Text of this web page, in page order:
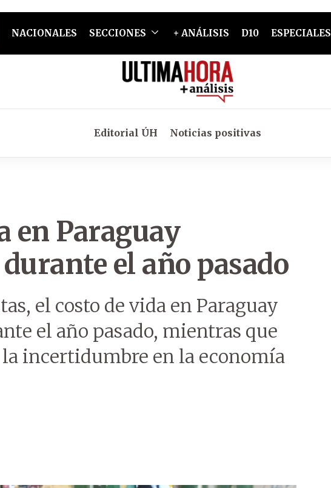
NACIONALES SECCIONES + ANÁLISIS D10 ESPECIALES
Editorial ÚH Noticias positivas
en Paraguay
el año pasado
el costo de vida en Paraguay
el año pasado, mientras que
incertidumbre en la economía